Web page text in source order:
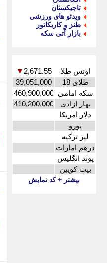
تاجیکستان
ویدئو های ورزشی
طنز و کاریکاتور
بازار آتی سکه
اونس طلا 2,671.55
▼
طلای 18
39,051,000
سکه امامی 460,900,000
بهار ازادی
410,200,000
دلار امریکا
یورو
لیر ترکیه
درهم امارات
پوند انگلیس
بیت کویین
بیشتر + کد نمایش